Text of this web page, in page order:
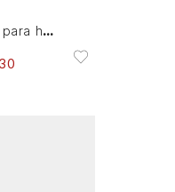
Manos libres en cuero para hombre Balón